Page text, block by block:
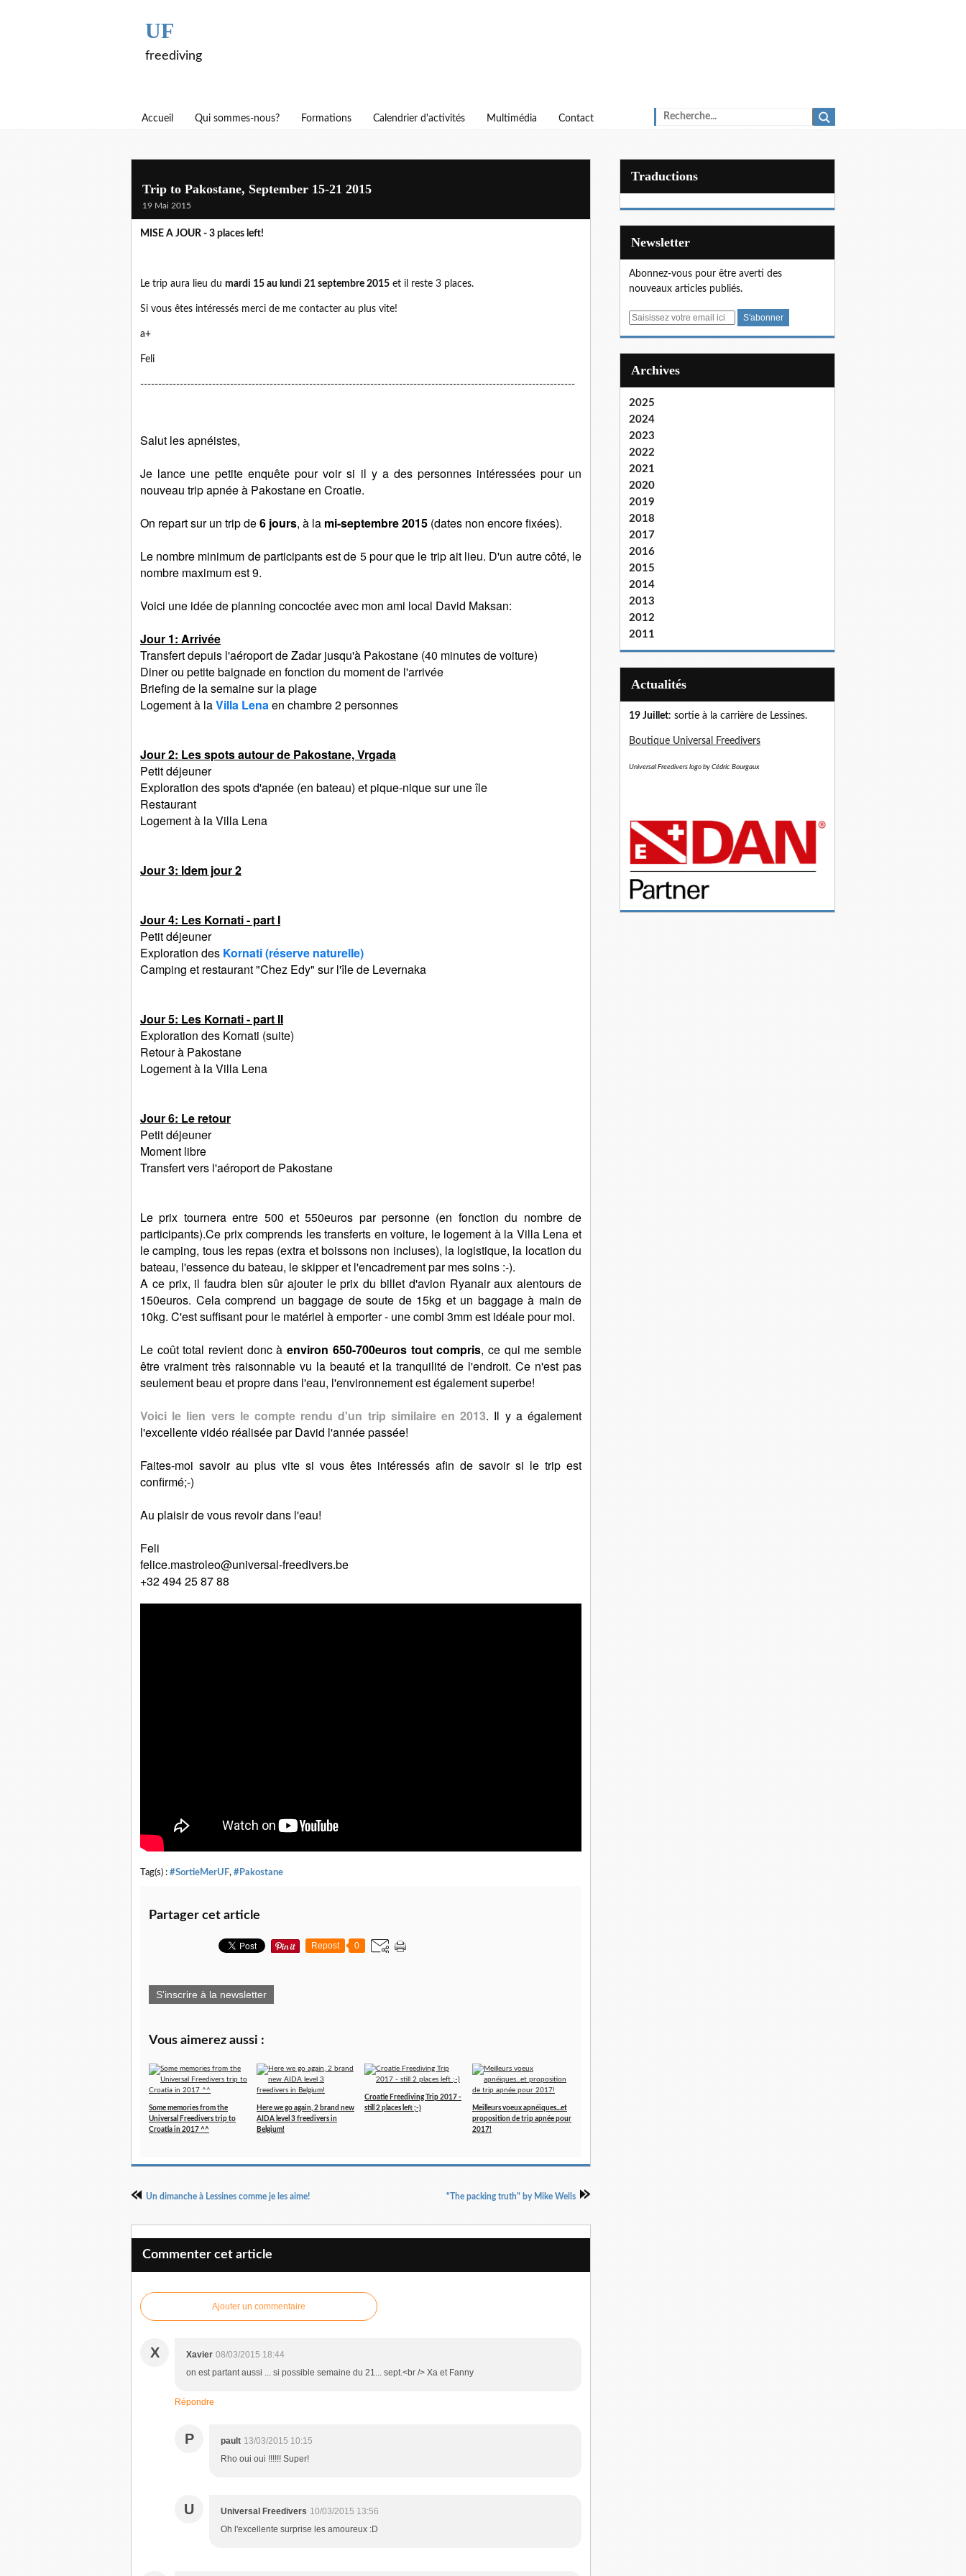
UF
freediving
Accueil Qui sommes-nous? Formations Calendrier d'activités Multimédia Contact
Trip to Pakostane, September 15-21 2015
19 Mai 2015
MISE A JOUR - 3 places left!
Le trip aura lieu du mardi 15 au lundi 21 septembre 2015 et il reste 3 places.
Si vous êtes intéressés merci de me contacter au plus vite!
a+
Feli
-------------------------------------------------------------------------------------------------------------------------
Salut les apnéistes,
Je lance une petite enquête pour voir si il y a des personnes intéressées pour un
nouveau trip apnée à Pakostane en Croatie.
On repart sur un trip de6 jours, à la mi-septembre 2015 (dates non encore fixées).
Le nombre minimum de participants est de 5 pour que le trip ait lieu. D'un autre côté, le
nombre maximum est 9.
Voici une idée de planning concoctée avec mon ami local David Maksan:
Jour 1: Arrivée
Transfert depuis l'aéroport de Zadar jusqu'à Pakostane (40 minutes de voiture)
Diner ou petite baignade en fonction du moment de l'arrivée
Briefing de la semaine sur la plage
Logement à laVilla Lenaen chambre 2 personnes
Jour 2: Les spots autour de Pakostane, Vrgada
Petit déjeuner
Exploration des spots d'apnée (en bateau) et pique-nique sur une île
Restaurant
Logement à la Villa Lena
Jour 3: Idem jour 2
Jour 4: Les Kornati - part I
Petit déjeuner
Exploration des Kornati (réserve naturelle)
Camping et restaurant "Chez Edy" sur l'île de Levernaka
Jour 5: Les Kornati - part II
Exploration des Kornati (suite)
Retour à Pakostane
Logement à la Villa Lena
Jour 6: Le retour
Petit déjeuner
Moment libre
Transfert vers l'aéroport de Pakostane
Le prix tournera entre 500 et 550euros par personne (en fonction du nombre de
participants).Ce prix comprends les transferts en voiture, le logement à la Villa Lena et
le camping, tous les repas (extra et boissons non incluses), la logistique, la location du
bateau, l'essence du bateau, le skipper et l'encadrement par mes soins :-).
A ce prix, il faudra bien sûr ajouter le prix du billet d'avion Ryanair aux alentours de
150euros. Cela comprend un baggage de soute de 15kg et un baggage à main de
10kg. C'est suffisant pour le matériel à emporter - une combi 3mm est idéale pour moi.
Le coût total revient donc àenviron 650-700euros tout compris, ce qui me semble
être vraiment très raisonnable vu la beauté et la tranquilité de l'endroit. Ce n'est pas
seulement beau et propre dans l'eau, l'environnement est également superbe!
Voici le lien vers le compte rendu d'un trip similaire en 2013. Il y a également
l'excellente vidéo réalisée par David l'année passée!
Faites-moi savoir au plus vite si vous êtes intéressés afin de savoir si le trip est
confirmé;-)
Au plaisir de vous revoir dans l'eau!
Feli
felice.mastroleo@universal-freedivers.be
+32 494 25 87 88
Tag(s) : #SortieMerUF, #Pakostane
Partager cet article
Repost 0
S'inscrire à la newsletter
Vous aimerez aussi :
Some memories from the
Universal Freedivers trip to
Croatia in 2017 ^^
Here we go again, 2 brand new
AIDA level 3 freedivers in
Belgium!
Croatie Freediving Trip 2017 -
still 2 places left ;-)
Meilleurs voeux apnéiques...et
proposition de trip apnée pour
2017!
Un dimanche à Lessines comme je les aime! "The packing truth" by Mike Wells
Commenter cet article
Ajouter un commentaire
X Xavier 08/03/2015 18:44
on est partant aussi ... si possible semaine du 21... sept.<br /> Xa et Fanny
Répondre
P pault 13/03/2015 10:15
Rho oui oui !!!!!! Super!
U Universal Freedivers 10/03/2015 13:56
Oh l'excellente surprise les amoureux :D
Traductions
Newsletter
Abonnez-vous pour être averti des
nouveaux articles publiés.
E
Archives
2025
2024
2023
2022
2021
2020
2019
2018
2017
2016
2015
2014
2013
2012
2011
Actualités
19 Juillet: sortie à la carrière de Lessines.
Boutique Universal Freedivers
Universal Freedivers logo by Cédric Bourgaux